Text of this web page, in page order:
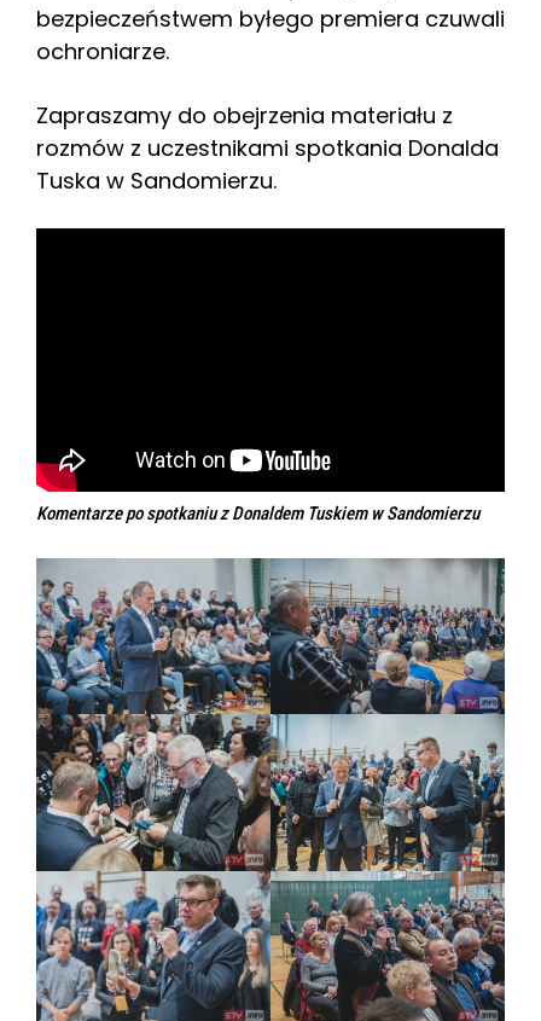
bezpieczeństwem byłego premiera czuwali
ochroniarze.
Zapraszamy do obejrzenia materiału z
rozmów z uczestnikami spotkania Donalda
Tuska w Sandomierzu.
Komentarze po spotkaniu z Donaldem Tuskiem w Sandomierzu